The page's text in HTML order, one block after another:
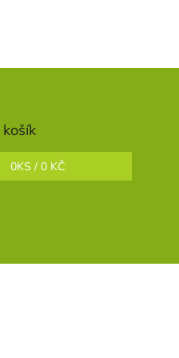
0KS /0 KČ